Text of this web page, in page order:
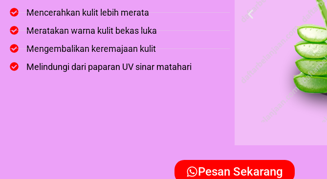
Mencerahkan kulit lebih merata
Meratakan warna kulit bekas luka
Mengembalikan keremajaan kulit
Melindungi dari paparan UV sinar matahari
Pesan Sekarang